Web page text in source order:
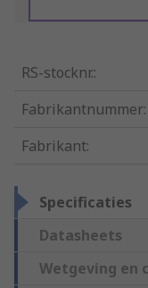
RS-stocknr.:
Fabrikantnummer:
Fabrikant:
Specificaties
Datasheets
Wetgeving